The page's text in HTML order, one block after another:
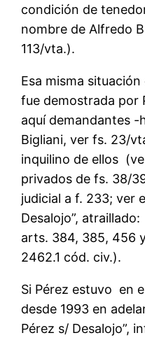
condición de
nombre de Alfredo
113/vta.).
Esa misma
fue demostrada por
aquí demandantes -
Bigliani, ver fs. 23/
inquilino de ellos
privados de fs. 38/
judicial a f. 233; ver
Desalojo”,
arts. 384, 385, 456
2462.1 cód. civ.).
Si Pérez estuvo en
desde 1993 en
Pérez s/ Desalojo”,